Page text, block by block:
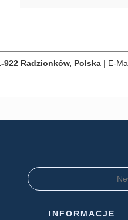
922 Radzionków, Polska | E-
INFORMACJE